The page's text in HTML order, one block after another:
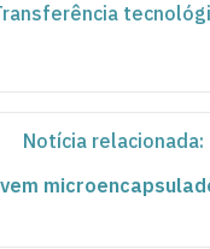
Notícia relacionada: